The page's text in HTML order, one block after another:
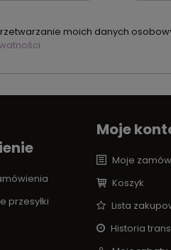
moich danych
przesyłki
Moje
Moje
Koszyk
Lista
Historia